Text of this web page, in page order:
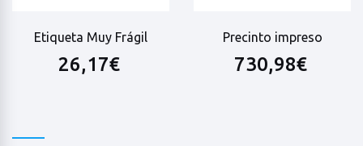
Etiqueta Muy Frágil
26,17€
Precinto impreso
730,98€